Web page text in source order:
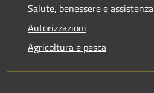
Salute, benessere e assistenza
Autorizzazioni
Agricoltura e pesca